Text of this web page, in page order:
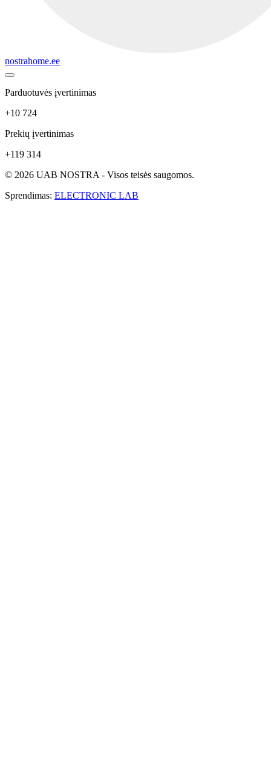
nostrahome.ee
Parduotuvės įvertinimas
+10 724
Prekių įvertinimas
+119 314
© 2026 UAB NOSTRA - Visos teisės saugomos.
Sprendimas: ELECTRONIC LAB